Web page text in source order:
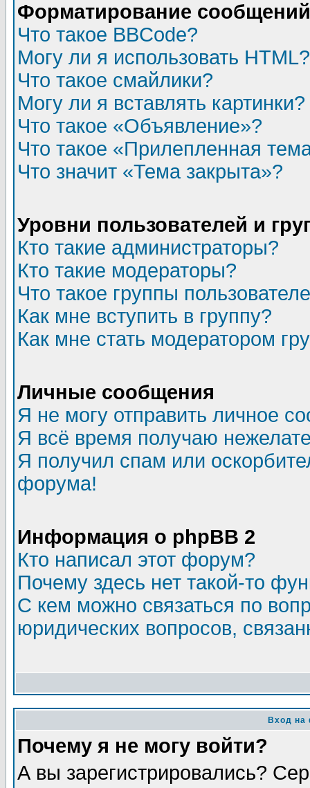
Форматирование
Что такое BBCode?
Могу ли я использовать HTML?
Что такое смайлики?
Могу ли я вставлять картинки?
Что такое «Объявление»?
Что такое «Прилепленная
Что значит «Тема закрыта»?
Уровни пользователей и
Кто такие администраторы?
Кто такие модераторы?
Что такое группы
Как мне вступить в группу?
Как мне стать модератором
Личные сообщения
Я не могу отправить личное
Я всё время получаю
Я получил спам или
форума!
Информация о phpBB 2
Кто написал этот форум?
Почему здесь нет такой-то
С кем можно связаться по
юридических вопросов,
Вход на
Почему я не могу войти?
А вы зарегистрировались?